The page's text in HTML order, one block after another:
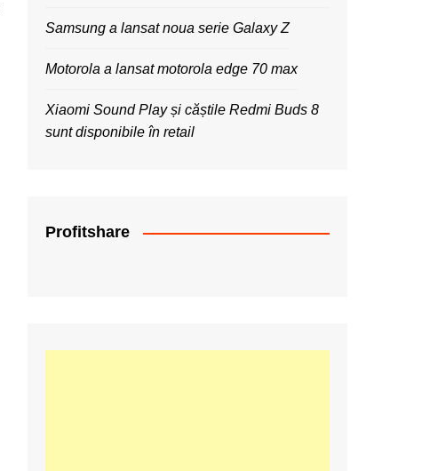
Samsung a lansat noua serie Galaxy Z
Motorola a lansat motorola edge 70 max
Xiaomi Sound Play și căștile Redmi Buds 8
sunt disponibile în retail
Profitshare